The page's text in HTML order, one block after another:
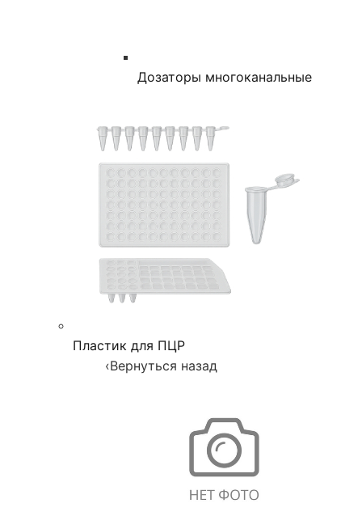
Дозаторы многоканальные
Пластик для ПЦР
‹Вернуться назад